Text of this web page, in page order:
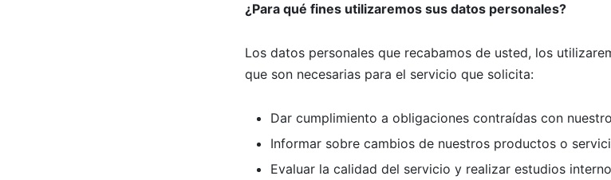
¿Para qué fines utilizaremos sus datos personales?
Los datos personales que recabamos de usted, los
que son necesarias para el servicio que solicita:
Dar cumplimiento a obligaciones contraídas con
Informar sobre cambios de nuestros productos o
Evaluar la calidad del servicio y realizar estudios